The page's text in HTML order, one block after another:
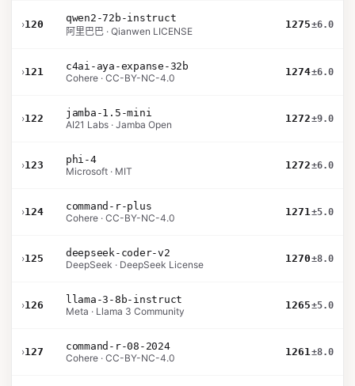
›120
qwen2-72b-instruct
阿里巴巴 · Qianwen LICENSE
1275±6.0
›121
c4ai-aya-expanse-32b
Cohere · CC-BY-NC-4.0
1274±6.0
›122
jamba-1.5-mini
AI21 Labs · Jamba Open
1272±9.0
›123
phi-4
Microsoft · MIT
1272±6.0
›124
command-r-plus
Cohere · CC-BY-NC-4.0
1271±5.0
›125
deepseek-coder-v2
DeepSeek · DeepSeek License
1270±8.0
›126
llama-3-8b-instruct
Meta · Llama 3 Community
1265±5.0
›127
command-r-08-2024
Cohere · CC-BY-NC-4.0
1261±8.0